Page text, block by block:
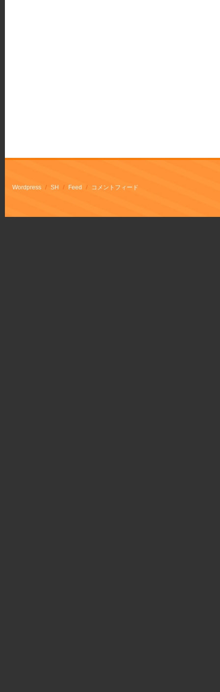
Wordpress / SH / Feed / コメントフィード